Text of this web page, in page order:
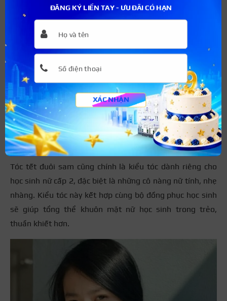
Tóc búi cao năng động là kiểu tóc cho học sinh nữ cấp 2
ấn tượng
Tóc tết đuôi sam nữ tính
Tóc tết đuôi sam cũng chính là kiểu tóc dành riêng cho
học sinh nữ cấp 2, đặc biệt là những cô nàng nữ tính, nhẹ
nhàng. Kiểu tóc này kết hợp cùng bộ đồng phục học sinh
sẽ giúp tổng thể khuôn mặt nữ học sinh trong trẻo,
thuần khiết hơn.
ĐĂNG KÝ LIỀN TAY - ƯU ĐÃI CÓ HẠN
XÁC NHẬN